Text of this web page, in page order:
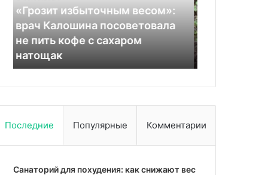
некрополист»
Анатолий
Москвин
02.10.2025
Продлили лечение: кто такой
«нижегородский некрополист»
Анатолий Москвин
предотвращения
тромбов
и
болезней
сердца
Последние Популярные Комментарии
Санаторий для похудения: как снижают вес